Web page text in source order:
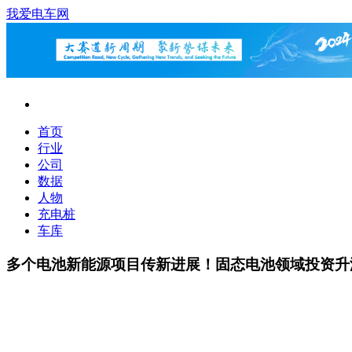
我爱电车网
首页
行业
公司
数据
人物
充电桩
车库
多个电池新能源项目传新进展！固态电池领域投资